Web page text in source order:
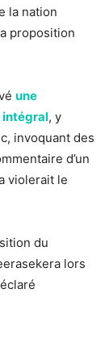
la nation
proposition
une
intégral, y
invoquant des
d’un
violerait le
du
lors